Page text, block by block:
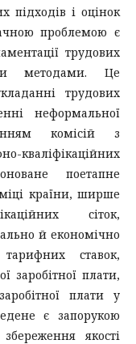
підходів і оцінок
проблемою є
трудових
методами. Це
трудових
неформальної
комісій з
кваліфікаційних
поетапне
країни, ширше
сіток,
й економічно
тарифних ставок,
заробітної плати,
плати у
є запорукою
якості